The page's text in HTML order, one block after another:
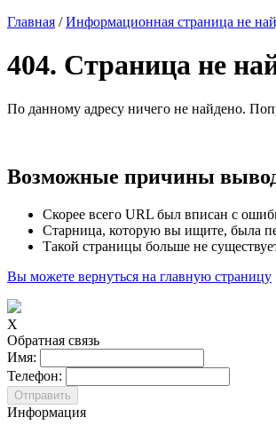
Главная /Информационная страница не
404. Страница не
По данному адресу ничего не найдено.
Возможные причины
Скорее всего URL был вписан с
Старница, которую вы ищите, была
Такой страницы больше не
Вы можете вернуться на главную страницу
X
Обратная связь
Имя:
Телефон:
Информация